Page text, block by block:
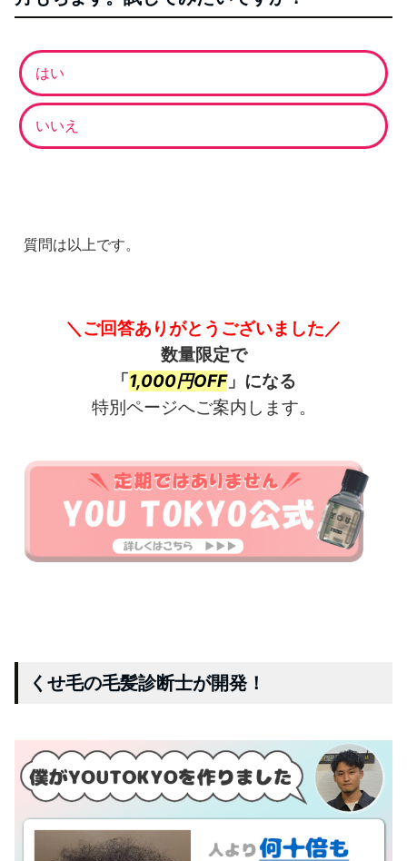
はい
いいえ
質問は以上です。
＼ご回答ありがとうございました／
数量限定で
「1,000円OFF」になる
特別ページへご案内します。
くせ毛の毛髪診断士が開発！